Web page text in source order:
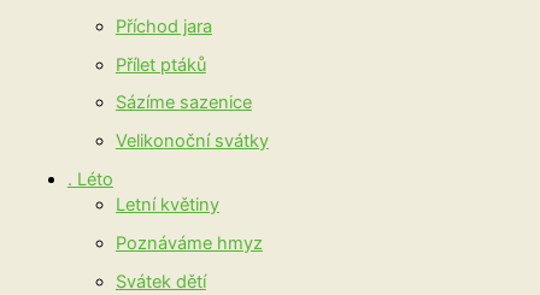
Příchod jara
Přílet ptáků
Sázíme sazenice
Velikonoční svátky
. Léto
Letní květiny
Poznáváme hmyz
Svátek dětí